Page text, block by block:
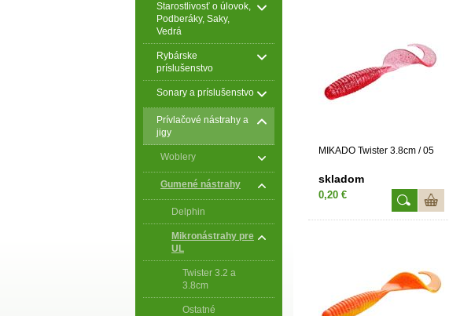
Starostlivosť o úlovok,
Podberáky, Saky,
Vedrá
Rybárske
príslušenstvo
Sonary a príslušenstvo
Prívlačové nástrahy a
jigy
Woblery
Gumené nástrahy
Delphin
Mikronástrahy pre
UL
Twister 3.2 a
3.8cm
Ostatné
MIKADO Twister 3.8cm / 05
skladom
0,20 €